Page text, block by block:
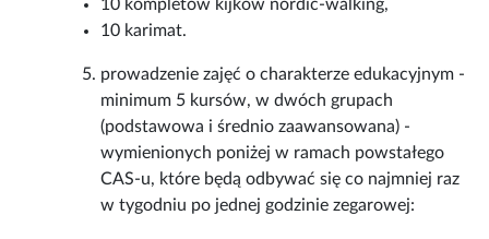
10 kompletów kijków nordic-walking,
10 karimat.
prowadzenie zajęć o charakterze edukacyjnym -
minimum 5 kursów, w dwóch grupach
(podstawowa i średnio zaawansowana) -
wymienionych poniżej w ramach powstałego
CAS-u, które będą odbywać się co najmniej raz
w tygodniu po jednej godzinie zegarowej: